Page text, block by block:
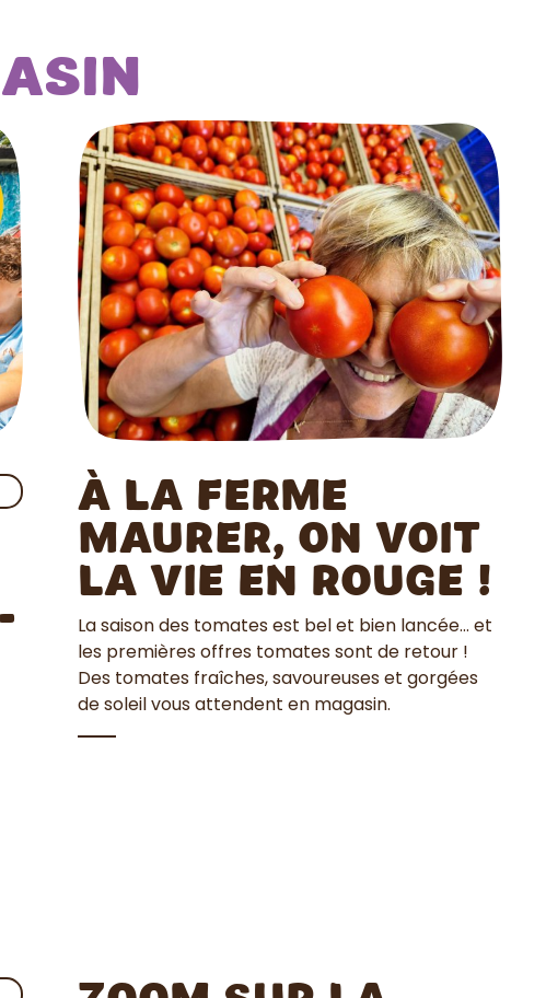
À la Ferme
MAURER, on voit
la vie en rouge !
La saison des tomates est bel et bien lancée… et
les premières offres tomates sont de retour !
Des tomates fraîches, savoureuses et gorgées
de soleil vous attendent en magasin.